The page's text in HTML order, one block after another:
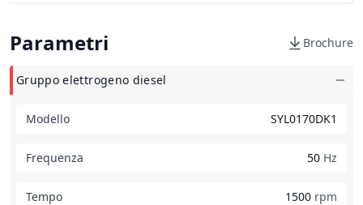
Parametri Brochure
Gruppo elettrogeno diesel
Modello SYL0170DK1
Frequenza 50 Hz
Tempo 1500 rpm